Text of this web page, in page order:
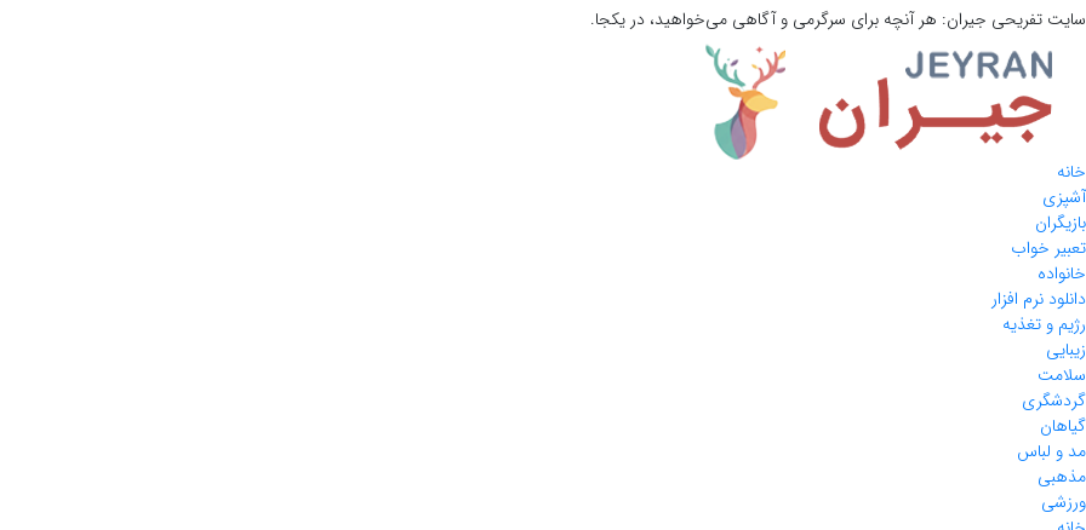
سایت تفریحی جیران: هر آنچه برای سرگرمی و آگاهی می‌خواهید، در یکجا.
خانه
آشپزی
بازیگران
تعبیر خواب
خانواده
دانلود نرم افزار
رژیم و تغذیه
زیبایی
سلامت
گردشگری
گیاهان
مد و لباس
مذهبی
ورزشی